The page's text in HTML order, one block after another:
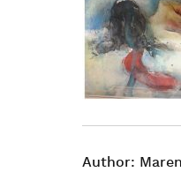
Author: